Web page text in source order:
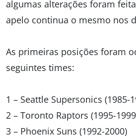
algumas alterações foram
apelo continua o mesmo nos
As primeiras posições foram
seguintes times:
1 – Seattle Supersonics (1985-
2 – Toronto Raptors (1995-
3 – Phoenix Suns (1992-2000)